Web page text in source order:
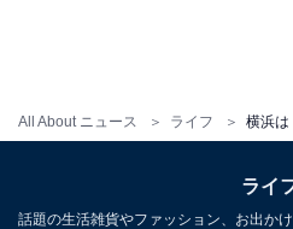
All About ニュース ライフ
ライ
話題の生活雑貨やファッション、お出か